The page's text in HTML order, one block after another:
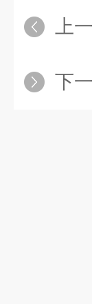
上
下